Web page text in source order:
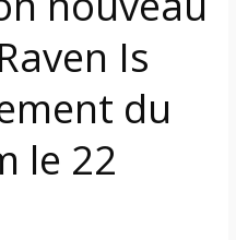
Is
du
le 22